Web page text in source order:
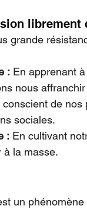
librement
grande
: En apprenant
nous
conscient de nos
sociales.
: En cultivant
à la masse.
un